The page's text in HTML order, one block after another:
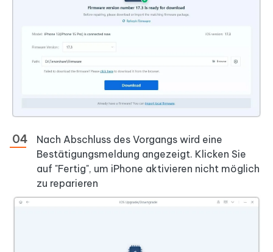
Nach Abschluss des Vorgangs wird eine
Bestätigungsmeldung angezeigt. Klicken Sie
auf "Fertig", um iPhone aktivieren nicht möglich
zu reparieren